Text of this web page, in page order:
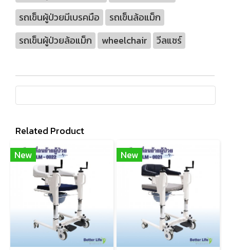
รถเข็นผู้ป่วยมีเบรคมือ
รถเข็นล้อแม็ก
รถเข็นผู้ป่วยล้อแม็ก
wheelchair วีลแชร์
Related Product
New
New